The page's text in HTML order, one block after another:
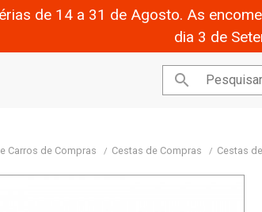
de 14 a 31 de Agosto. As
dia 3 de

Carros de Compras Cestas de Compras Cestas